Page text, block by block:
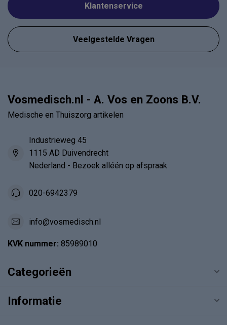
Klantenservice
Veelgestelde Vragen
Vosmedisch.nl - A. Vos en Zoons B.V.
Medische en Thuiszorg artikelen
Industrieweg 45
1115 AD Duivendrecht
Nederland - Bezoek alléén op afspraak
020-6942379
info@vosmedisch.nl
KVK nummer: 85989010
Categorieën
Informatie